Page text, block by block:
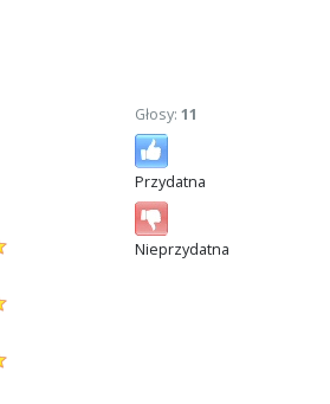
Głosy: 11
Przydatna
Nieprzydatna